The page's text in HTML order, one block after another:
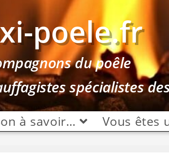
poele.fr
du poêle
spécialistes
à savoir… Vous êtes